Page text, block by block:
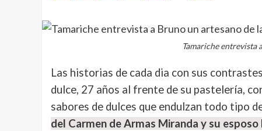
Tamariche entrevista
Las historias de cada dia con sus
dulce, 27 años al frente de su pastelería,
sabores de dulces que endulzan todo tipo
del Carmen de Armas Miranda y su